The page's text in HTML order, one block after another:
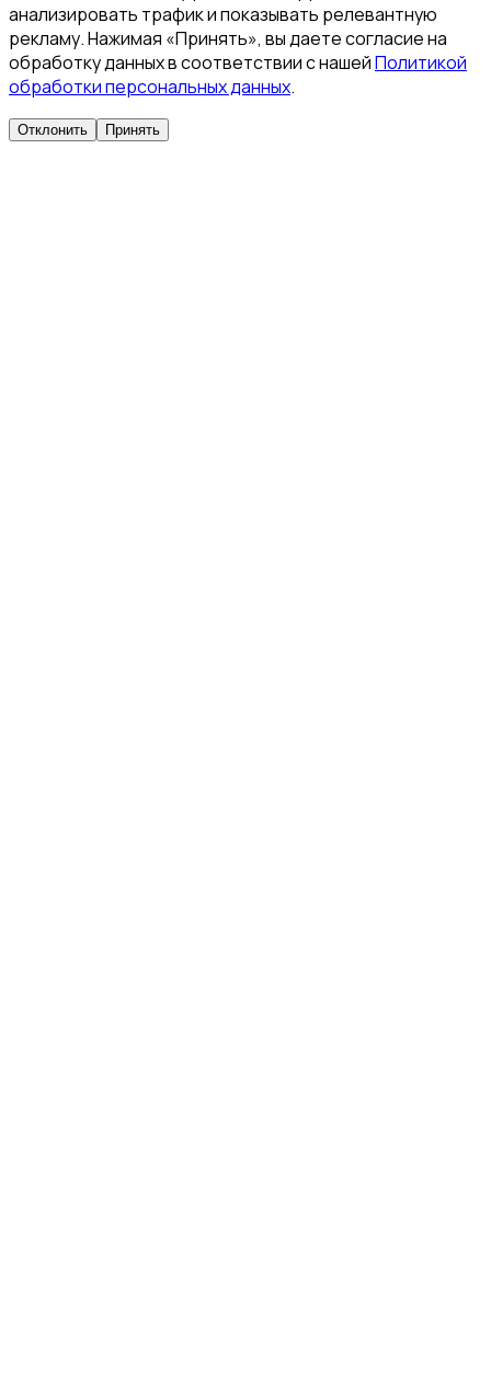
анализировать трафик и показывать релевантную
рекламу. Нажимая «Принять», вы даете согласие на
обработку данных в соответствии с нашейПолитикой
обработки персональных данных.
Отклонить Принять